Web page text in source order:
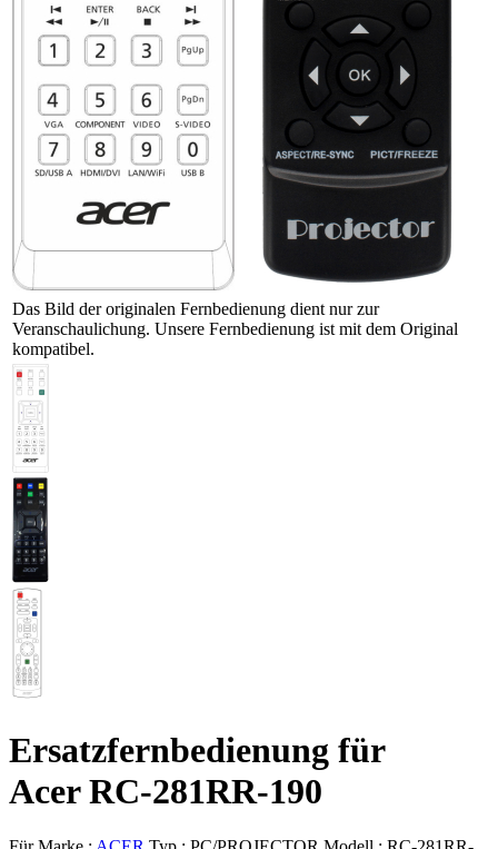
Das Bild der originalen Fernbedienung dient nur zur
Veranschaulichung. Unsere Fernbedienung ist mit dem Original
kompatibel.
Ersatzfernbedienung für
Acer RC-281RR-190